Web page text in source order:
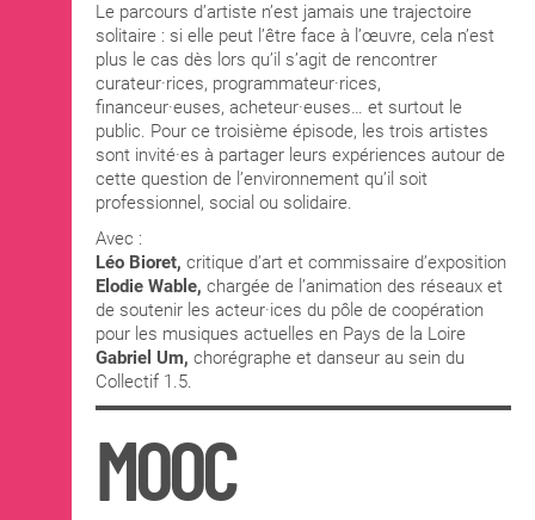
Le parcours d’artiste n’est jamais une trajectoire
solitaire : si elle peut l’être face à l’œuvre, cela n’est
plus le cas dès lors qu’il s’agit de rencontrer
curateur·rices, programmateur·rices,
financeur·euses, acheteur·euses… et surtout le
public. Pour ce troisième épisode, les trois artistes
sont invité·es à partager leurs expériences autour de
cette question de l’environnement qu’il soit
professionnel, social ou solidaire.
Avec :
Léo Bioret, critique d’art et commissaire d’exposition
Elodie Wable, chargée de l’animation des réseaux et
de soutenir les acteur·ices du pôle de coopération
pour les musiques actuelles en Pays de la Loire
Gabriel Um, chorégraphe et danseur au sein du
Collectif 1.5.
MOOC